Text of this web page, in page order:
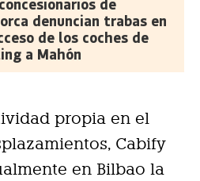
de
denuncian trabas en
de los coches de
a Mahón
propia en el
Cabify
en Bilbao la